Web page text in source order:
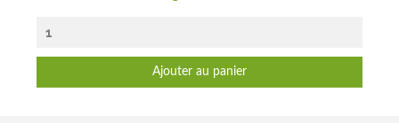
Ajouter au panier